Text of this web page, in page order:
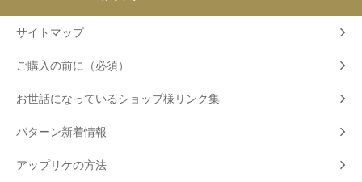
サイトマップ
ご購入の前に（必須）
お世話になっているショップ様リンク集
パターン新着情報
アップリケの方法